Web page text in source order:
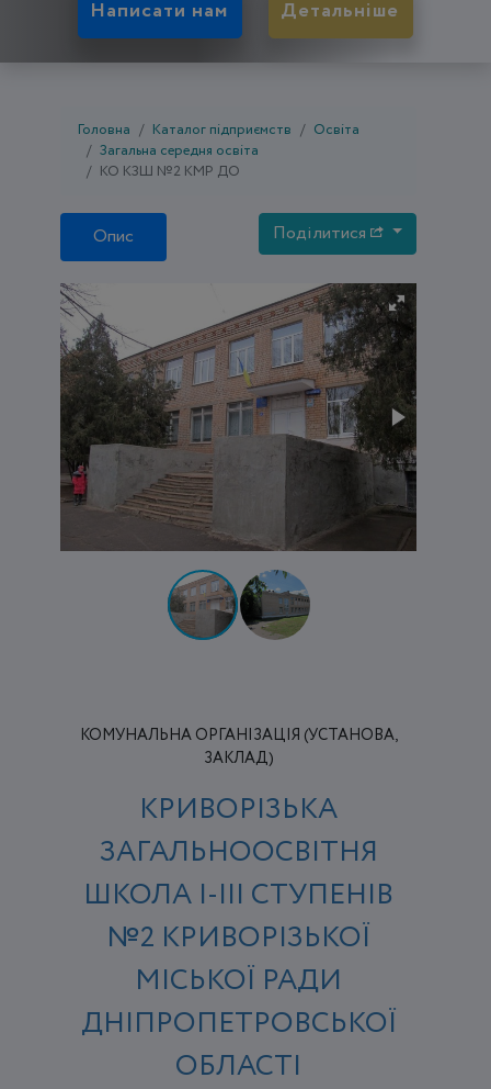
Написати нам Детальніше
Головна Каталог підприємств
Освіта
Загальна середня освіта
КО КЗШ №2 КМР ДО
Опис Поділитися
КОМУНАЛЬНА ОРГАНІЗАЦІЯ (УСТАНОВА,
ЗАКЛАД)
КРИВОРІЗЬКА
ЗАГАЛЬНООСВІТНЯ
ШКОЛА І-ІІІ СТУПЕНІВ
№2 КРИВОРІЗЬКОЇ
МІСЬКОЇ РАДИ
ДНІПРОПЕТРОВСЬКОЇ
ОБЛАСТІ